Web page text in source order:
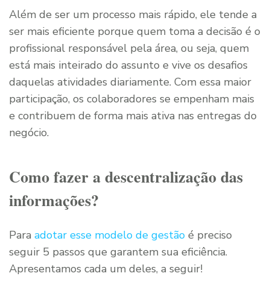
Além de ser um processo mais rápido, ele tende a
ser mais eficiente porque quem toma a decisão é o
profissional responsável pela área, ou seja, quem
está mais inteirado do assunto e vive os desafios
daquelas atividades diariamente. Com essa maior
participação, os colaboradores se empenham mais
e contribuem de forma mais ativa nas entregas do
negócio.
Como fazer a descentralização das
informações?
Para adotar esse modelo de gestão é preciso
seguir 5 passos que garantem sua eficiência.
Apresentamos cada um deles, a seguir!